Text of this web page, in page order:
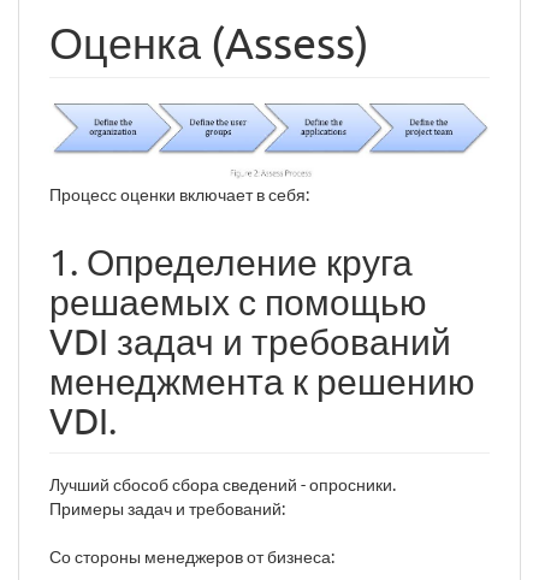
Оценка (Assess)
Процесс оценки включает в себя:
1. Определение круга
решаемых с помощью
VDI задач и требований
менеджмента к решению
VDI.
Лучший сбособ сбора сведений - опросники.
Примеры задач и требований:
Со стороны менеджеров от бизнеса: